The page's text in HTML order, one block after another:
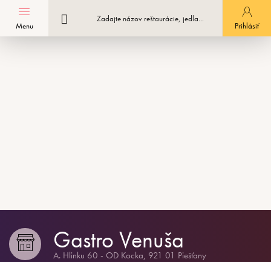
Registrácia podniku Prihlásiť
Menu
Gastro Venuša
A. Hlinku 60 - OD Kocka, 921 01 Piešťany